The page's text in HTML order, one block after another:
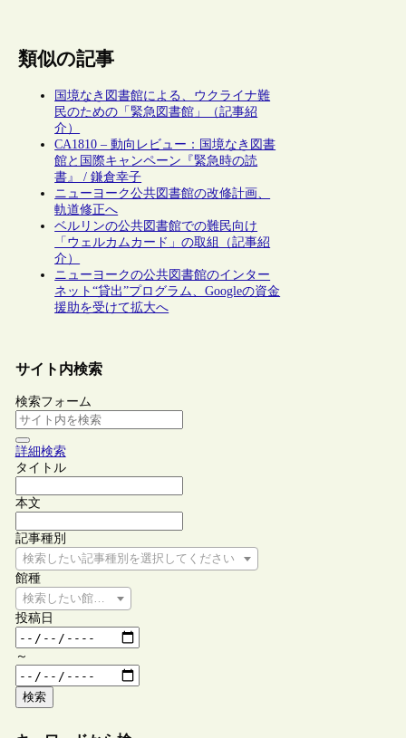
類似の記事
国境なき図書館による、ウクライナ難
民のための「緊急図書館」（記事紹
介）
CA1810 – 動向レビュー：国境なき図書
館と国際キャンペーン『緊急時の読
書』 / 鎌倉幸子
ニューヨーク公共図書館の改修計画、
軌道修正へ
ベルリンの公共図書館での難民向け
「ウェルカムカード」の取組（記事紹
介）
ニューヨークの公共図書館のインター
ネット“貸出”プログラム、Googleの資金
援助を受けて拡大へ
サイト内検索
検索フォーム
詳細検索
タイトル
本文
記事種別
検索したい記事種別を選択してください
館種
検索したい館種を選択してください
投稿日
～
検索